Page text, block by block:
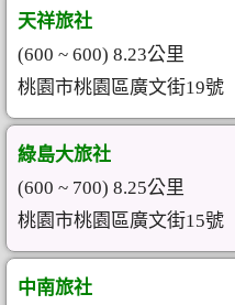
天祥旅社
(600 ~ 600) 8.23公里
桃園市桃園區廣文街19號
綠島大旅社
(600 ~ 700) 8.25公里
桃園市桃園區廣文街15號
中南旅社